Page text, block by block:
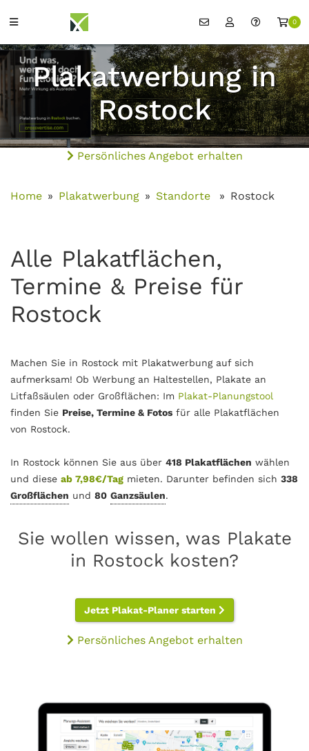
0
Plakatwerbung in
Rostock
Persönliches Angebot erhalten
Home Plakatwerbung Standorte Rostock
Alle Plakatflächen,
Termine & Preise für
Rostock
Machen Sie in Rostock mit Plakatwerbung auf sich
aufmerksam! Ob Werbung an Haltestellen, Plakate an
Litfaßsäulen oder Großflächen: Im Plakat-Planungstool
finden Sie Preise, Termine & Fotos für alle Plakatflächen
von Rostock.
In Rostock können Sie aus über 418 Plakatflächen wählen
und diese ab 7,98€/Tag mieten. Darunter befinden sich 338
Großflächen und 80 Ganzsäulen.
Sie wollen wissen, was Plakate
in Rostock kosten?
Jetzt Plakat-Planer starten
Persönliches Angebot erhalten